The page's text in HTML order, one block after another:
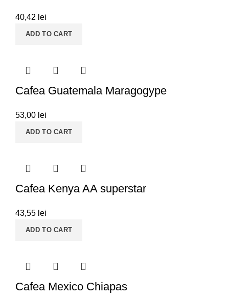
40,42 lei
ADD TO CART
Cafea Guatemala Maragogype
53,00 lei
ADD TO CART
Cafea Kenya AA superstar
43,55 lei
ADD TO CART
Cafea Mexico Chiapas